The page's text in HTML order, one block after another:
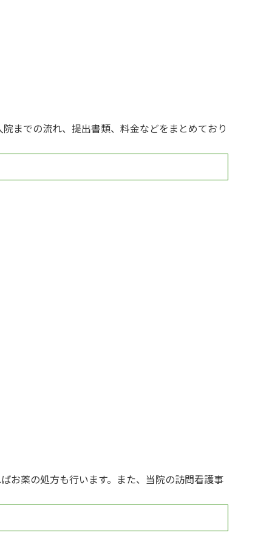
までの流れ、提出書類、料金などをまとめており
お薬の処方も行います。また、当院の訪問看護事